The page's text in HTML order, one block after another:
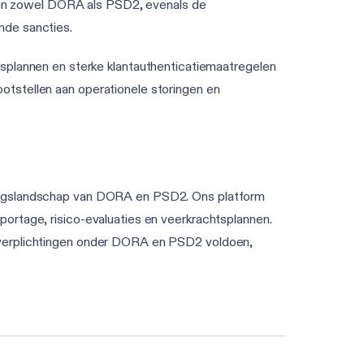
zowel DORA als PSD2, evenals de
sancties.
en sterke klantauthenticatiemaatregelen
aan operationele storingen en
van DORA en PSD2. Ons platform
risico-evaluaties en veerkrachtsplannen.
onder DORA en PSD2 voldoen,